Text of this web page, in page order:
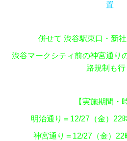
置
併せて 渋谷駅東口・新
渋谷マークシティ前の神宮通り
路規制も行
【実施期間・
明治通り＝12/27（金）22
神宮通り＝12/27（金）